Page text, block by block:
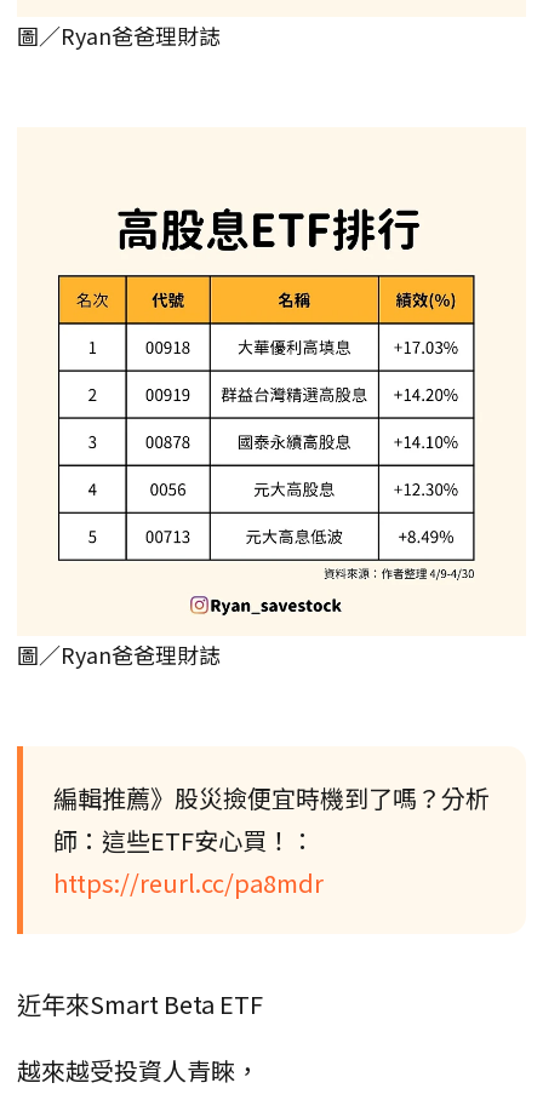
圖／Ryan爸爸理財誌
圖／Ryan爸爸理財誌
編輯推薦》股災撿便宜時機到了嗎？分析
師：這些ETF安心買！：
https://reurl.cc/pa8mdr
近年來Smart Beta ETF
越來越受投資人青睞，